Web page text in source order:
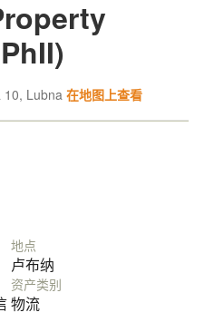
10, Lubna 在地图上查看
地点
卢布纳
资产类别
物流